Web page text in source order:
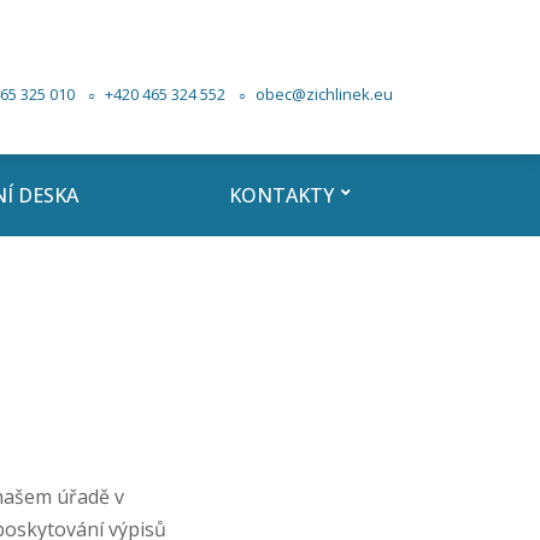
325 010 +420 465 324 552 obec@zichlinek.eu
DESKA KONTAKTY
úřadě v
výpisů